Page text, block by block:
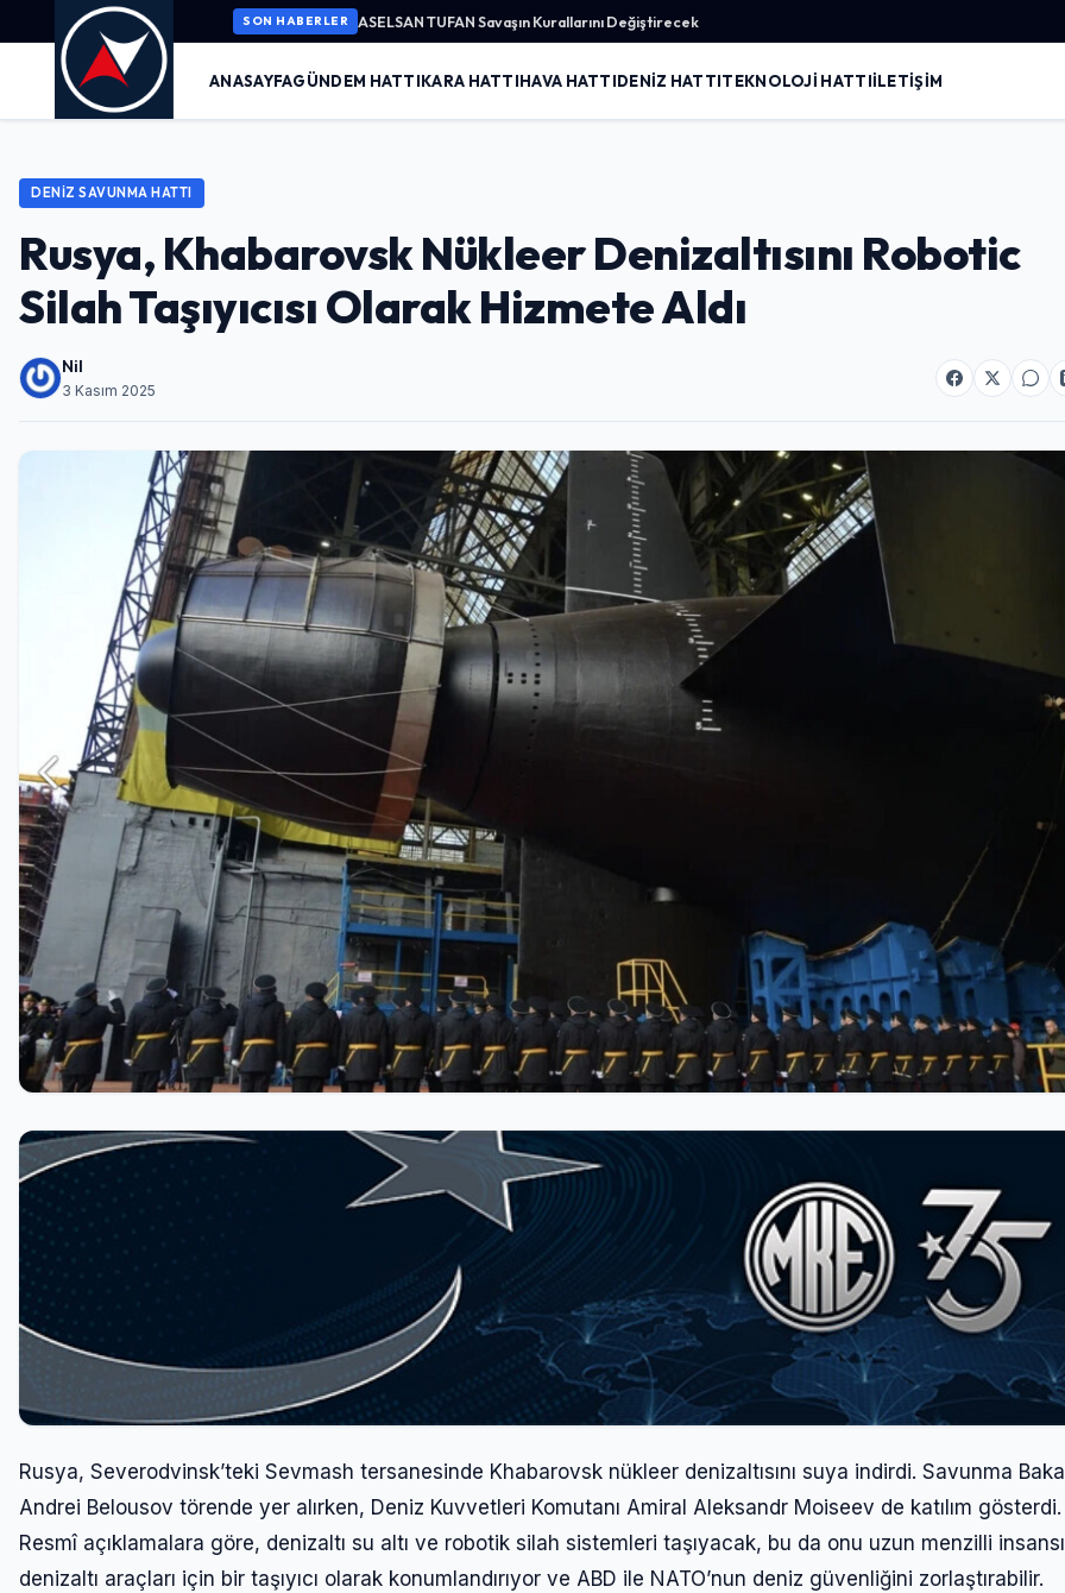
SON HABERLER ASELSAN TUFAN Savaşın Kurallarını Değiştirecek
ANASAYFAGÜNDEM HATTIKARA HATTIHAVA HATTIDENIZ HATTITEKNOLOJI HATTIİLETIŞIM
DENIZ SAVUNMA HATTI
Rusya, Khabarovsk Nükleer Denizaltısını Robotic
Silah Taşıyıcısı Olarak Hizmete Aldı
Nil
3 Kasım 2025
Rusya, Severodvinsk’teki Sevmash tersanesinde Khabarovsk nükleer denizaltısını suya indirdi. Savunma
Andrei Belousov törende yer alırken, Deniz Kuvvetleri Komutanı Amiral Aleksandr Moiseev de katılım gösterdi.
Resmî açıklamalara göre, denizaltı su altı ve robotik silah sistemleri taşıyacak, bu da onu uzun menzilli
denizaltı araçları için bir taşıyıcı olarak konumlandırıyor ve ABD ile NATO’nun deniz güvenliğini zorlaştırabilir.